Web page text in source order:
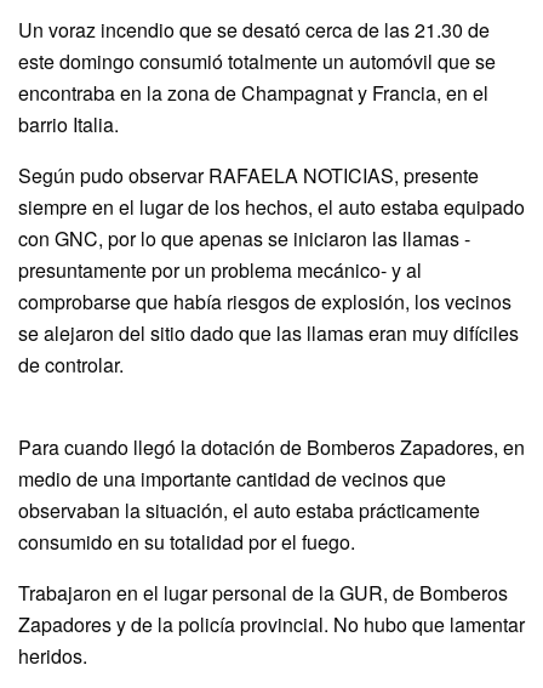
Un voraz incendio que se desató cerca de las 21.30 de
este domingo consumió totalmente un automóvil que se
encontraba en la zona de Champagnat y Francia, en el
barrio Italia.
Según pudo observar RAFAELA NOTICIAS, presente
siempre en el lugar de los hechos, el auto estaba equipado
con GNC, por lo que apenas se iniciaron las llamas -
presuntamente por un problema mecánico- y al
comprobarse que había riesgos de explosión, los vecinos
se alejaron del sitio dado que las llamas eran muy difíciles
de controlar.
Para cuando llegó la dotación de Bomberos Zapadores, en
medio de una importante cantidad de vecinos que
observaban la situación, el auto estaba prácticamente
consumido en su totalidad por el fuego.
Trabajaron en el lugar personal de la GUR, de Bomberos
Zapadores y de la policía provincial. No hubo que lamentar
heridos.